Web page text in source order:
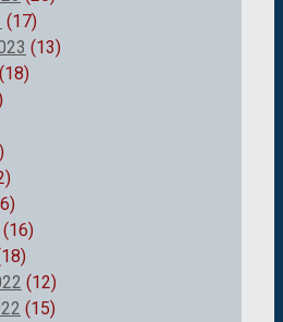
(17)
(13)
(18)
(16)
(12)
(15)